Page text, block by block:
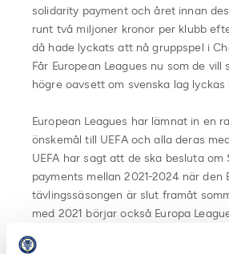
solidarity payment och året innan
runt två miljoner kronor per klubb
då hade lyckats att nå gruppspel i
Får European Leagues nu som de vill
högre oavsett om svenska lag lyckas
European Leagues har lämnat in en
önskemål till UEFA och alla deras
UEFA har sagt att de ska besluta om
payments mellan 2021-2024 när den
tävlingssäsongen är slut framåt
med 2021 börjar också Europa